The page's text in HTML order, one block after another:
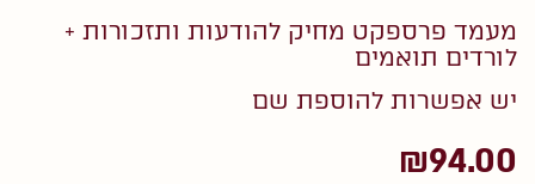
מעמד פרספקט מחיק להודעות ותזכורות +
לורדים תואמים
יש אפשרות להוספת שם
₪94.00